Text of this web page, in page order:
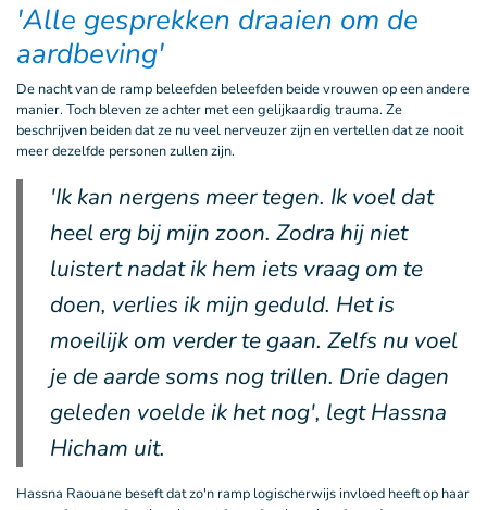
'Alle gesprekken draaien om de
aardbeving'
De nacht van de ramp beleefden beleefden beide vrouwen op een andere
manier. Toch bleven ze achter met een gelijkaardig trauma. Ze
beschrijven beiden dat ze nu veel nerveuzer zijn en vertellen dat ze nooit
meer dezelfde personen zullen zijn.
'Ik kan nergens meer tegen. Ik voel dat
heel erg bij mijn zoon. Zodra hij niet
luistert nadat ik hem iets vraag om te
doen, verlies ik mijn geduld. Het is
moeilijk om verder te gaan. Zelfs nu voel
je de aarde soms nog trillen. Drie dagen
geleden voelde ik het nog', legt Hassna
Hicham uit.
Hassna Raouane beseft dat zo'n ramp logischerwijs invloed heeft op haar